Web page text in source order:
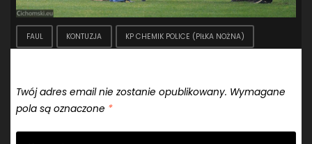
FAUL KONTUZJA KP CHEMIK POLICE (PIŁKA NOŻNA)
Twój adres email nie zostanie opublikowany. Wymagane
pola są oznaczone *